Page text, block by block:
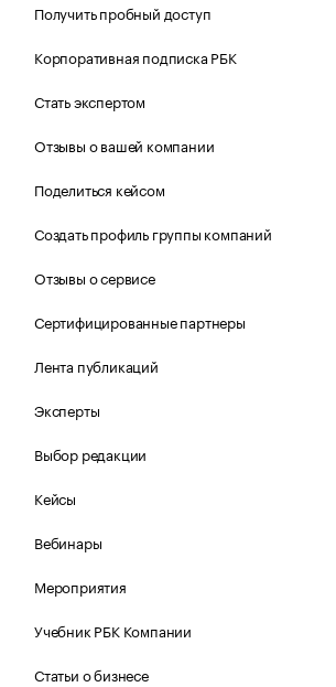
Получить пробный доступ
Корпоративная подписка РБК
Стать экспертом
Отзывы о вашей компании
Поделиться кейсом
Создать профиль группы компаний
Отзывы о сервисе
Сертифицированные партнеры
Лента публикаций
Эксперты
Выбор редакции
Кейсы
Вебинары
Мероприятия
Учебник РБК Компании
Статьи о бизнесе